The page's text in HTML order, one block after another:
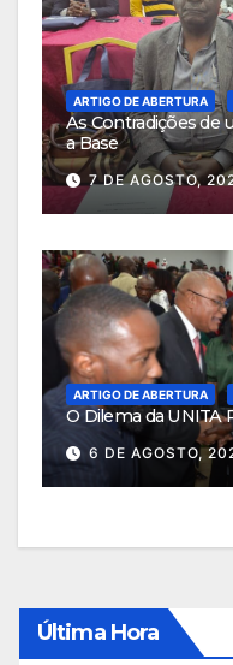
ARTIGO DE ABERTURA
As Contradições de
a Base
7 DE AGOSTO,
ARTIGO DE ABERTURA
O Dilema da UNITA
6 DE AGOSTO,
Última Hora